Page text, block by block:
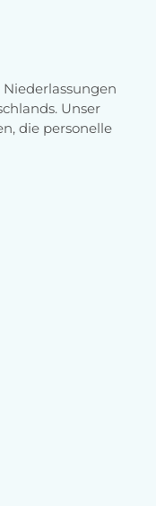
Unser
die personelle